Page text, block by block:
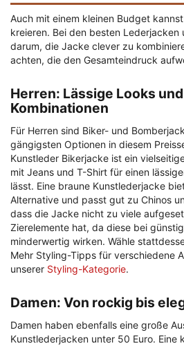
Auch mit einem kleinen Budget
kreieren. Bei den besten Lederjacken
darum, die Jacke clever zu
achten, die den Gesamteindruck
Herren: Lässige Looks
Kombinationen
Für Herren sind Biker- und
gängigsten Optionen in diesem
Kunstleder Bikerjacke ist ein
mit Jeans und T-Shirt für einen
lässt. Eine braune Kunstlederjacke
Alternative und passt gut zu Chinos
dass die Jacke nicht zu viele
Zierelemente hat, da diese bei
minderwertig wirken. Wähle
Mehr Styling-Tipps für verschiedene
unserer Styling-Kategorie.
Damen: Von rockig bis
Damen haben ebenfalls eine große
Kunstlederjacken unter 50 Euro. Eine